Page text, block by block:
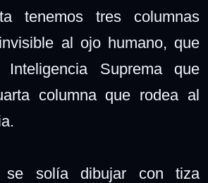
tenemos tres columnas
al ojo humano, que
Inteligencia Suprema que
columna que rodea al
se solía dibujar con tiza